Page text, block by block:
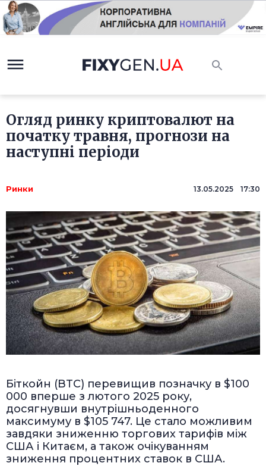
Огляд ринку криптовалют на
початку травня, прогнози на
наступні періоди
Ринки 13.05.2025 17:30
Біткойн (BTC) перевищив позначку в $100
000 вперше з лютого 2025 року,
досягнувши внутрішньоденного
максимуму в $105 747. Це стало можливим
завдяки зниженню торгових тарифів між
США і Китаєм, а також очікуванням
зниження процентних ставок в США.